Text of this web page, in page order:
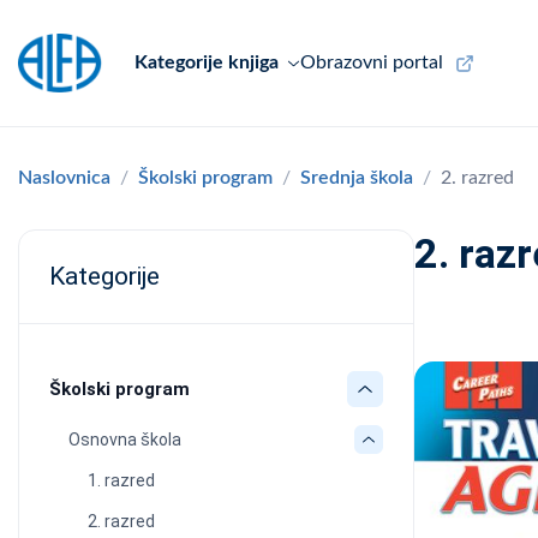
Kategorije knjiga Obrazovni portal
Naslovnica Školski program Srednja škola 2. razred
Kategorije
Školski program
Osnovna škola
1. razred
2. razred
2.